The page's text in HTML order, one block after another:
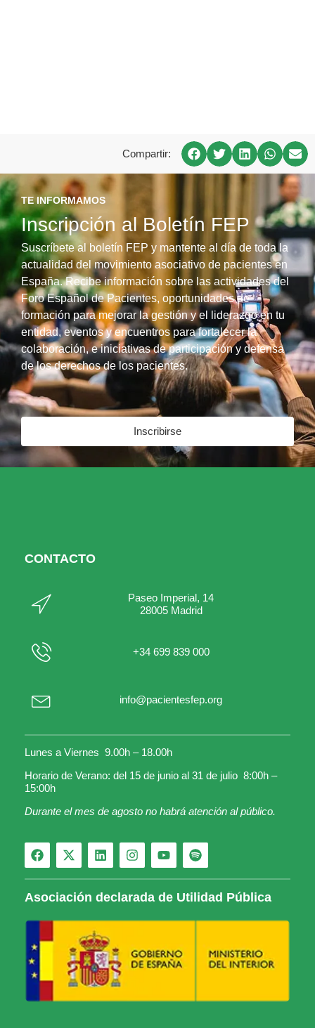
Compartir:
TE INFORMAMOS
Inscripción al Boletín FEP
Suscríbete al boletín FEP y mantente al día de toda la
actualidad del movimiento asociativo de pacientes en
España. Recibe información sobre las actividades del
Foro Español de Pacientes, oportunidades de
formación para mejorar la gestión y el liderazgo en tu
entidad, eventos y encuentros para fortalecer la
colaboración, e iniciativas de participación y defensa
de los derechos de los pacientes.
Inscribirse
CONTACTO
Paseo Imperial, 14
28005 Madrid
+34 699 839 000
info@pacientesfep.org
Lunes a Viernes 9.00h – 18.00h
Horario de Verano: del 15 de junio al 31 de julio 8:00h –
15:00h
Durante el mes de agosto no habrá atención al público.
Asociación declarada de Utilidad Pública